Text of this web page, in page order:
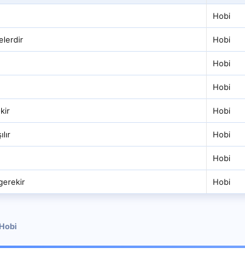
Hobi
Hobi
Hobi
Hobi
Hobi
Hobi
Hobi
Hobi